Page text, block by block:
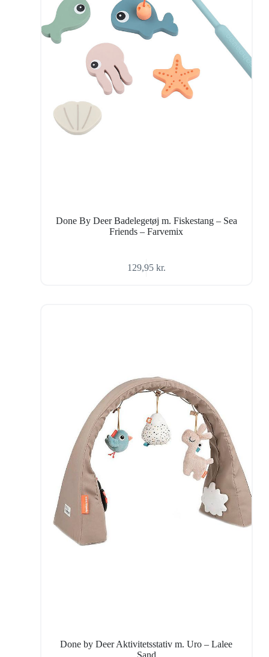
Done By Deer Badelegetøj m. Fiskestang – Sea
Friends – Farvemix
129,95 kr.
Done by Deer Aktivitetsstativ m. Uro – Lalee
Sand